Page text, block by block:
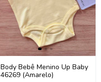
Body Bebê Menino Up Baby
46269 (Amarelo)